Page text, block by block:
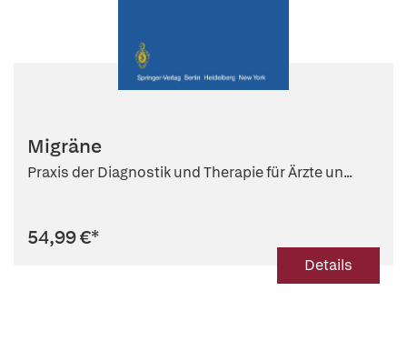
Migräne
Praxis der Diagnostik und Therapie für Ärzte un...
54,99 €*
Details